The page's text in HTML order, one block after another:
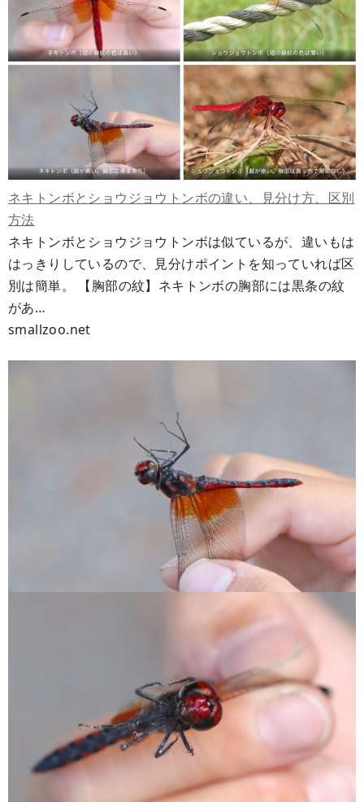
ネキトンボとショウジョウトンボの違い、見分け方、区別
方法
ネキトンボとショウジョウトンボは似ているが、違いもは
はっきりしているので、見分けポイントを知っていれば区
別は簡単。 【胸部の紋】ネキトンボの胸部には黒条の紋
があ…
smallzoo.net